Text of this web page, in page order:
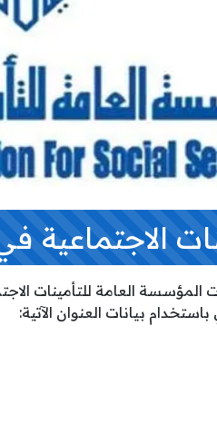
الاجتماعية في
المؤسسة العامة للتأمينات
بيانات العنوان الآتية: